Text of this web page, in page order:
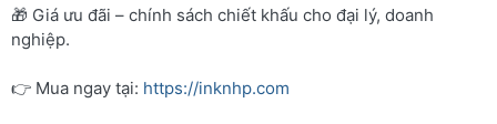
🎁 Giá ưu đãi – chính sách chiết khấu cho đại lý, doanh
nghiệp.
👉 Mua ngay tại: https://inknhp.com